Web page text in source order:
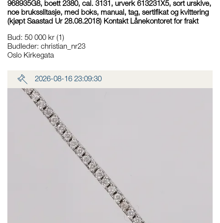
968935G8, boett 2380, cal. 3131, urverk 613231X5, sort urskive,
noe bruksslitasje, med boks, manual, tag, sertifikat og kvittering
(kjøpt Saastad Ur 28.08.2018) Kontakt Lånekontoret for frakt
Bud: 50 000 kr (1)
Budleder: christian_nr23
Oslo Kirkegata
2026-08-16 23:09:30